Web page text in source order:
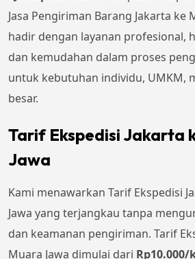
Jasa Pengiriman Barang Jakarta ke
hadir dengan layanan profesional,
dan kemudahan dalam proses
untuk kebutuhan individu, UMKM,
besar.
Tarif Ekspedisi Jakarta
Jawa
Kami menawarkan Tarif Ekspedisi
Jawa yang terjangkau tanpa
dan keamanan pengiriman. Tarif
Muara Jawa dimulai dari